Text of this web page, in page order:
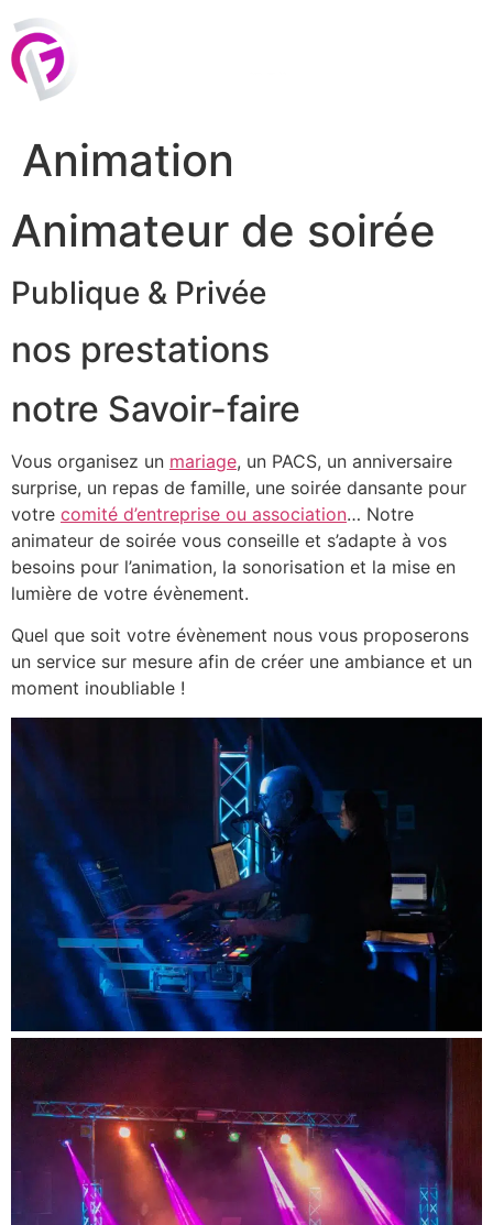
Aller
au
contenu
Animation
Animateur de soirée
Publique & Privée
nos prestations
notre Savoir-faire
Vous organisez un mariage, un PACS, un anniversaire
surprise, un repas de famille, une soirée dansante pour
votre comité d’entreprise ou association… Notre
animateur de soirée vous conseille et s’adapte à vos
besoins pour l’animation, la sonorisation et la mise en
lumière de votre évènement.
Quel que soit votre évènement nous vous proposerons
un service sur mesure afin de créer une ambiance et un
moment inoubliable !